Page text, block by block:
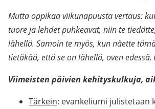
Mutta oppikaa viikunapuusta vertaus:
tuore ja lehdet puhkeavat, niin te
lähellä. Samoin te myös, kun näette
tietäkää, että se on lähellä, oven edessä.
Viimeisten päivien kehityskulkuja,
Tärkein: evankeliumi julistetaan